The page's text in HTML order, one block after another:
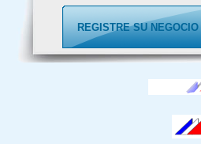
REGISTRE SU NEGOCIO